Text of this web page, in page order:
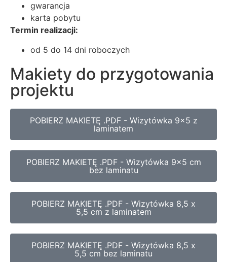
gwarancja
karta pobytu
Termin realizacji:
od 5 do 14 dni roboczych
Makiety do przygotowania
projektu
POBIERZ MAKIETĘ .PDF - Wizytówka 9x5 z
laminatem
POBIERZ MAKIETĘ .PDF - Wizytówka 9x5 cm
bez laminatu
POBIERZ MAKIETĘ .PDF - Wizytówka 8,5 x
5,5 cm z laminatem
POBIERZ MAKIETĘ .PDF - Wizytówka 8,5 x
5,5 cm bez laminatu